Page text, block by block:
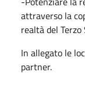
attraverso la
realtà del
In allegato le
partner.